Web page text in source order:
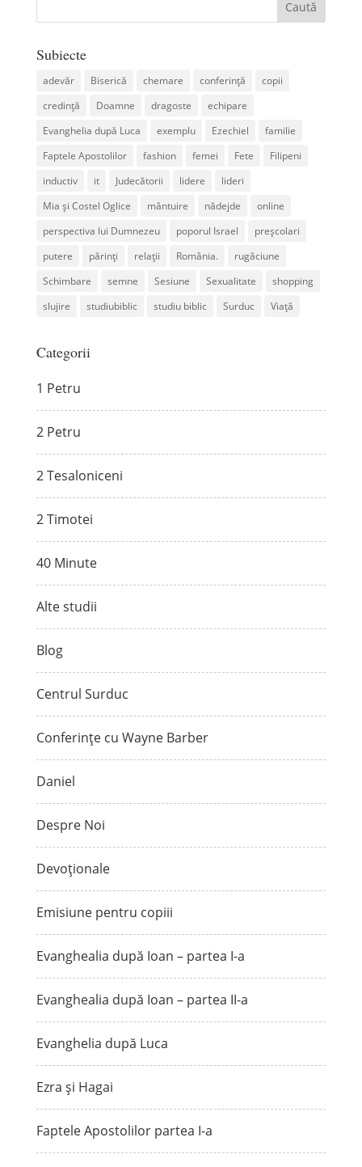
Subiecte
adevăr Biserică chemare conferință
copii
credință
Doamne dragoste
echipare
Evanghelia după Luca
exemplu Ezechiel
familie
Faptele Apostolilor
fashion femei Fete
Filipeni
inductiv
it Judecătorii lidere
lideri
Mia și Costel Oglice
mântuire nădejde
online
perspectiva lui Dumnezeu
poporul Israel
preșcolari
putere
părinți relații România.
rugăciune
Schimbare
semne Sesiune Sexualitate
shopping
slujire
studiubiblic studiu biblic Surduc Viață
Categorii
1 Petru
2 Petru
2 Tesaloniceni
2 Timotei
40 Minute
Alte studii
Blog
Centrul Surduc
Conferințe cu Wayne Barber
Daniel
Despre Noi
Devoționale
Emisiune pentru copiii
Evanghealia după Ioan – partea I-a
Evanghealia după Ioan – partea II-a
Evanghelia după Luca
Ezra și Hagai
Faptele Apostolilor partea I-a